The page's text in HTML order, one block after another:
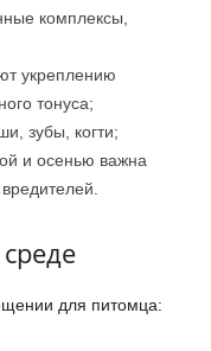
комплексы,
укреплению
тонуса;
зубы, когти;
и осенью важна
для питомца: